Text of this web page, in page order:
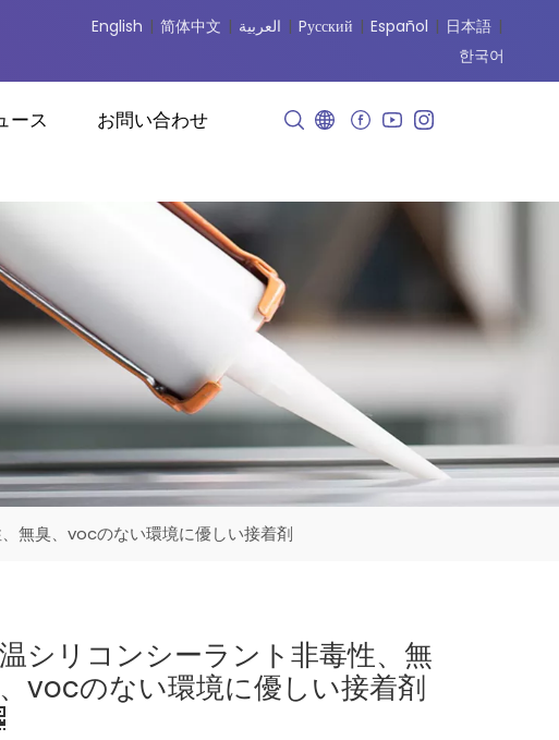
English | 简体中文 | العربية | Pусский | Español | 日本語 |
한국어
ース お問い合わせ
無臭、vocのない環境に優しい接着剤
シリコンシーラント非毒性、無
vocのない環境に優しい接着剤